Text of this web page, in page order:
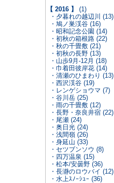
【 2016 】
(1)
・夕暮れの越辺川 (13)
・鳩ノ巣渓谷 (16)
・昭和記念公園 (14)
・初秋の箱根路 (22)
・秋の千畳敷 (21)
・初秋の長野 (13)
・山歩9月-12月 (18)
・巾着田彼岸花 (14)
・清瀬のひまわり (13)
・西沢渓谷 (19)
・レンゲショウマ (7)
・谷川岳 (25)
・雨の千畳敷 (12)
・長野・奈良井宿 (22)
・尾瀬 (24)
・奥日光 (24)
・浅間嶺 (26)
・身延山 (33)
・セツブンソウ (8)
・四万温泉 (15)
・松本/安曇野 (36)
・長瀞のロウバイ (12)
・水上ｽﾉｰｼｭｰ (36)